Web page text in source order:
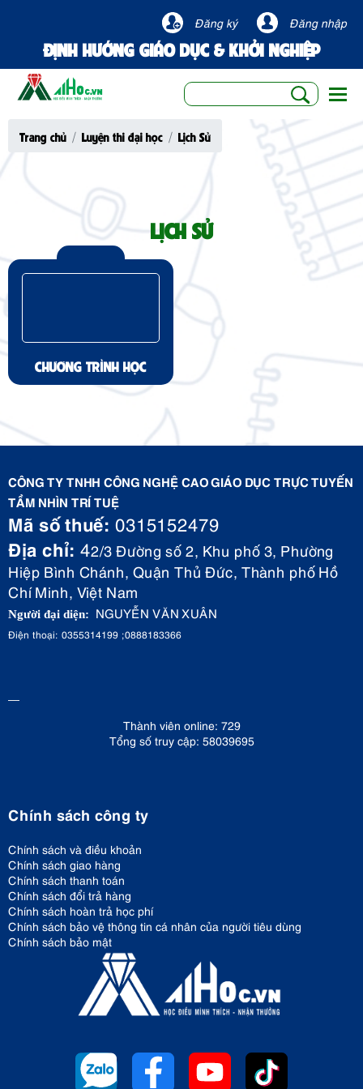
Đăng ký Đăng nhập
ĐỊNH HƯỚNG GIÁO DỤC & KHỞI NGHIỆP
Trang chủ Luyện thi đại học Lịch Sử
LỊCH SỬ
CHƯƠNG TRÌNH HỌC
CÔNG TY TNHH CÔNG NGHỆ CAO GIÁO DỤC TRỰC TUYẾN
TẦM NHÌN TRÍ TUỆ
Mã số thuế: 0315152479
Địa chỉ: 42/3 Đường số 2, Khu phố 3, Phường
Hiệp Bình Chánh, Quận Thủ Đức, Thành phố Hồ
Chí Minh, Việt Nam
Người đại diện: NGUYỄN VĂN XUÂN
Điện thoại: 0355314199 ;0888183366
Thành viên online: 729
Tổng số truy cập: 58039695
Chính sách công ty
Chính sách và điều khoản
Chính sách giao hàng
Chính sách thanh toán
Chính sách đổi trả hàng
Chính sách hoàn trả học phí
Chính sách bảo vệ thông tin cá nhân của người tiêu dùng
Chính sách bảo mật